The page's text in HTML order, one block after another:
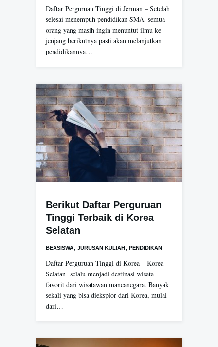
Daftar Perguruan Tinggi di Jerman – Setelah
selesai menempuh pendidikan SMA, semua
orang yang masih ingin menuntut ilmu ke
jenjang berikutnya pasti akan melanjutkan
pendidikannya…
Berikut Daftar Perguruan
Tinggi Terbaik di Korea
Selatan
BEASISWA, JURUSAN KULIAH, PENDIDIKAN
Daftar Perguruan Tinggi di Korea – Korea
Selatan selalu menjadi destinasi wisata
favorit dari wisatawan mancanegara. Banyak
sekali yang bisa dieksplor dari Korea, mulai
dari…